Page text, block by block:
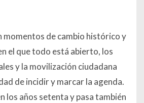
momentos de cambio histórico y
el que todo está abierto, los
y la movilización ciudadana
de incidir y marcar la agenda.
los años setenta y pasa también